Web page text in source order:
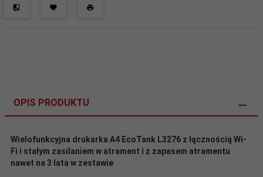
OPIS PRODUKTU
Wielofunkcyjna drukarka A4 EcoTank L3276 z łącznością Wi-
Fi i stałym zasilaniem w atrament i z zapasem atramentu
nawet na 3 lata w zestawie